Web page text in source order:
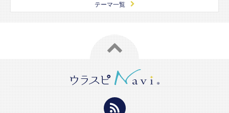
テーマ一覧